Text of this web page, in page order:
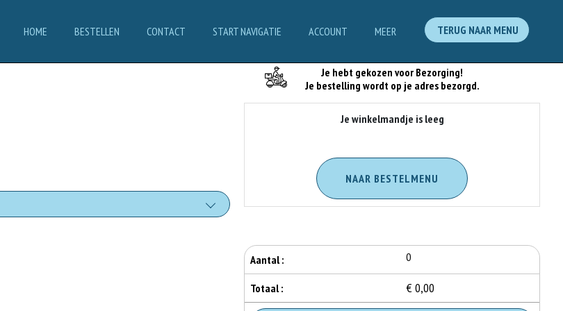
HOME BESTELLEN CONTACT START NAVIGATIE ACCOUNT MEER TERUG NAAR MENU
Je hebt gekozen voor Bezorging!
Je bestelling wordt op je adres bezorgd.
Je winkelmandje is leeg
NAAR BESTELMENU
Aantal : 0
Totaal : € 0,00
Je Bestelling